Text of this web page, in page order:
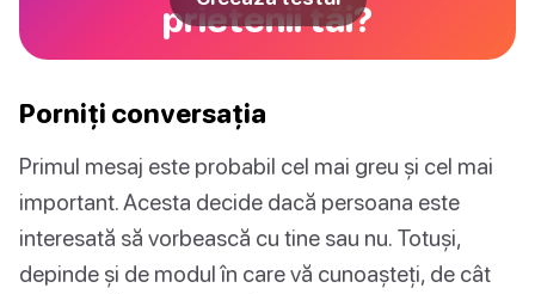
prietenii tăi?
Porniți conversația
Primul mesaj este probabil cel mai greu și cel mai
important. Acesta decide dacă persoana este
interesată să vorbească cu tine sau nu. Totuși,
depinde și de modul în care vă cunoașteți, de cât